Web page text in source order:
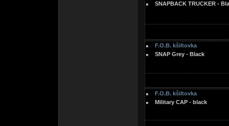
SNAPBACK TRUCKER -
F.O.B. kšiltovka
SNAP Grey - Black
F.O.B. kšiltovka
Military CAP - black